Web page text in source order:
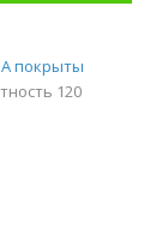
покрыты
120